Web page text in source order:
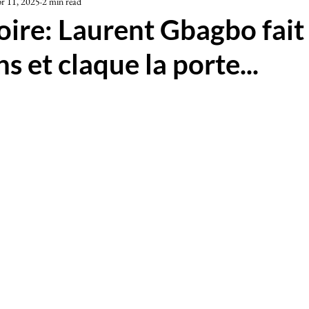
Laurent Gbagbo fait
et claque la porte...